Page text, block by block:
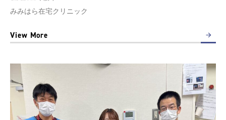
みみはら在宅クリニック
View More